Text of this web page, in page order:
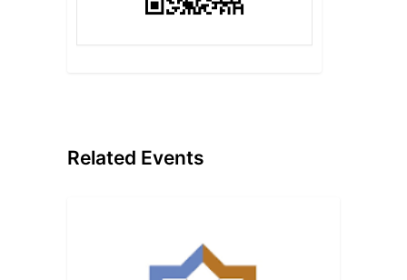
Related Events